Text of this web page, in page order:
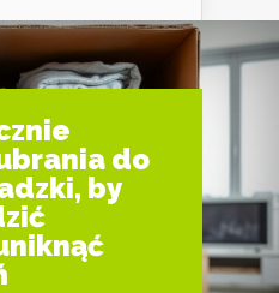
do
by